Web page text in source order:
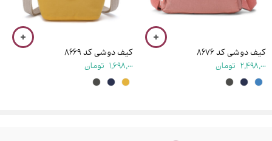
ذخیره نام، ایمیل و وبسایت من در مرورگر برای زمانی که دوباره دیدگاهی
کیف دوشی کد ۸۶۷۶
2,498,000 تومان
کیف دوشی کد ۸۶۶۹
1,698,000 تومان